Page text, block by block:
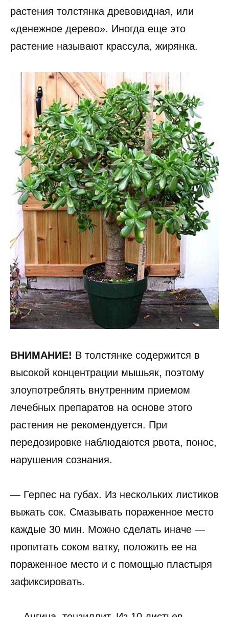
растения толстянка древовидная, или
«денежное дерево». Иногда еще это
растение называют крассула, жирянка.
ВНИМАНИЕ! В толстянке содержится в
высокой концентрации мышьяк, поэтому
злоупотреблять внутренним приемом
лечебных препаратов на основе этого
растения не рекомендуется. При
передозировке наблюдаются рвота, понос,
нарушения сознания.
— Герпес на губах. Из нескольких листиков
выжать сок. Смазывать пораженное место
каждые 30 мин. Можно сделать иначе —
пропитать соком ватку, положить ее на
пораженное место и с помощью пластыря
зафиксировать.